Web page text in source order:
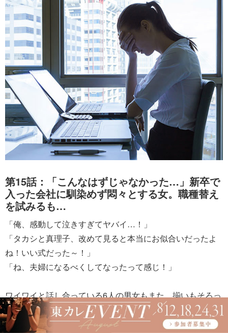
第15話：「こんなはずじゃなかった…」新卒で
入った会社に馴染めず悶々とする女。職種替え
を試みるも…
「俺、感動して泣きすぎてヤバイ…！」
「タカシと真理子、改めて見ると本当にお似合いだったよ
ね！いい式だった～！」
「ね、夫婦になるべくしてなったって感じ！」
ワイワイと話し合っている6人の男女もまた、揃いもそろっ
て美男美女。300人いる私の代の同期社員の中で、特に目立
つグループ――いわば“1軍”のメンバーだ。